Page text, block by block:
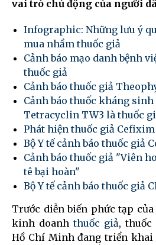
vai trò chủ động của người
Infographic: Những lưu ý
mua nhầm thuốc giả
Cảnh báo mạo danh bệnh
thuốc giả
Cảnh báo thuốc giả
Cảnh báo thuốc kháng
Tetracyclin TW3 là thuốc
Phát hiện thuốc giả
Bộ Y tế cảnh báo thuốc giả
Cảnh báo thuốc giả "Viên
tê bại hoàn"
Bộ Y tế cảnh báo thuốc giả
Trước diễn biến phức tạp
kinh doanhthuốc giả, thuốc
Hồ Chí Minh đang triển